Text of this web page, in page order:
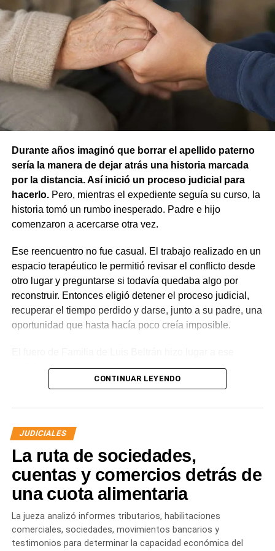
respuesta frente a esa situación. Por ese motivo, la jueza
concluyó que no existían los elementos necesarios para
atribuir responsabilidad contravencional por maltrato
animal.
La resolución también descartó la figura de custodia de
animales, ya que esa infracción solo se configura cuando
un animal causa lesiones a una persona por falta de
cuidados de su dueño. En este caso, el daño recayó
resultaba aplicable.
El fallo aclaró que el archivo de la causa
contravencional no impide que el dueño del perro
lesionado reclame por la vía civil una indemnización
por los daños que considere haber sufrido.
Durante años imaginó que borrar el apellido paterno
sería la manera de dejar atrás una historia marcada
por la distancia. Así inició un proceso judicial para
hacerlo.Pero, mientras el expediente seguía su curso, la
historia tomó un rumbo inesperado. Padre e hijo
comenzaron a acercarse otra vez.
Ese reencuentro no fue casual. El trabajo realizado en un
espacio terapéutico le permitió revisar el conflicto desde
otro lugar y preguntarse si todavía quedaba algo por
reconstruir. Entonces eligió detener el proceso judicial,
recuperar el tiempo perdido y darse, junto a su padre, una
oportunidad que hasta hacía poco creía imposible.
pedido, declaró concluido el proceso por desistimiento y
ordenó el archivo de las actuaciones. La jueza consideró
la legislación para poner fin al expediente.
El joven había promovido la acción para solicitar la
supresión de su apellido paterno. Durante la etapa inicial
del trámite se incorporó la documentación presentada, se
ordenó la publicación de edictos y se dispusieron
distintas medidas previas. En esa etapa la demanda
todavía no había sido notificada al progenitor.
Al comunicar su decisión de desistir, explicó que el
CONTINUAR LEYENDO
JUDICIALES
La ruta de sociedades,
cuentas y comercios detrás de
una cuota alimentaria
La jueza analizó informes tributarios, habilitaciones
comerciales, sociedades, movimientos bancarios y
testimonios para determinar la capacidad económica del